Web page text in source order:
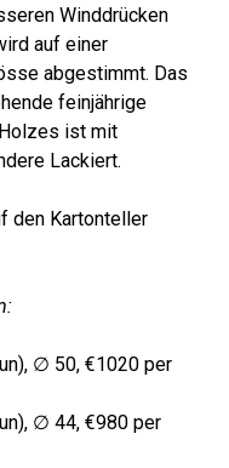
Winddrücken
auf einer
abgestimmt. Das
feinjährige
ist mit
Lackiert.
den Kartonteller
∅ 50, €1020 per
∅ 44, €980 per